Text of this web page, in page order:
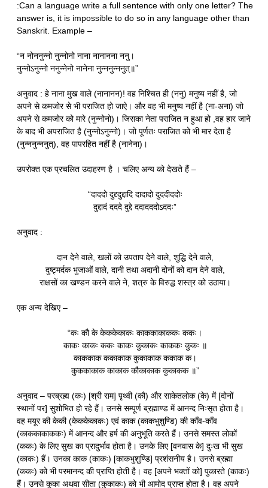
:Can a language write a full sentence with only one letter? The
answer is, it is impossible to do so in any language other than
Sanskrit. Example –
“न नोननुन्नो नुन्नोनो नाना नानानना ननु।
नुन्नोऽनुन्नो ननुन्नेनो नानेना नुन्ननुन्ननुत्॥”
अनुवाद : हे नाना मुख वाले (नानानन)! वह निश्चित ही (ननु) मनुष्य नहीं है, जो
अपने से कमजोर से भी पराजित हो जाऐ। और वह भी मनुष्य नहीं है (ना-अना) जो
अपने से कमजोर को मारे (नुन्नोनो)। जिसका नेता पराजित न हुआ हो ,वह हार जाने
के बाद भी अपराजित है (नुन्नोऽनुन्नो)। जो पूर्णतः पराजित को भी मार देता है
(नुन्ननुन्ननुत्), वह पापरहित नहीं है (नानेना)।
उपरोक्त एक प्रचलित उदाहरण है । चलिए अन्य को देखते हैं –
“दाददो दुद्द्दुद्दादि दादादो दुददीददोः
दुद्दादं दददे दुद्दे ददादददोऽददः”
अनुवाद :
दान देने वाले, खलों को उपताप देने वाले, शुद्धि देने वाले,
दुष्ट्मर्दक भुजाओं वाले, दानी तथा अदानी दोनों को दान देने वाले,
राक्षसों का खण्डन करने वाले ने, शत्रु के विरुद्ध शस्त्र को उठाया।
एक अन्य देखिए –
“कः कौ के केककेकाकः काककाकाककः ककः।
काकः काकः ककः काकः कुकाकः काककः कुकः ॥
काककाक ककाकाक कुकाकाक ककाक क।
कुककाकाक काकाक कौकाकाक कुकाकक ॥”
अनुवाद – परब्रह्म (कः) [श्री राम] पृथ्वी (कौ) और साकेतलोक (के) में [दोनों
स्थानों पर] सुशोभित हो रहे हैं। उनसे सम्पूर्ण ब्रह्माण्ड में आनन्द निःसृत होता है।
वह मयूर की केकी (केककेकाकः) एवं काक (काकभुशुण्डि) की काँव-काँव
(काककाकाककः) में आनन्द और हर्ष की अनुभूति करते हैं। उनसे समस्त लोकों
(ककः) के लिए सुख का प्रादुर्भाव होता है। उनके लिए [वनवास के] दुःख भी सुख
(काकः) हैं। उनका काक (काकः) [काकभुशुण्डि] प्रशंसनीय है। उनसे ब्रह्मा
(ककः) को भी परमानन्द की प्राप्ति होती है। वह [अपने भक्तों को] पुकारते (काकः)
हैं। उनसे कूका अथवा सीता (कुकाकः) को भी आमोद प्राप्त होता है। वह अपने